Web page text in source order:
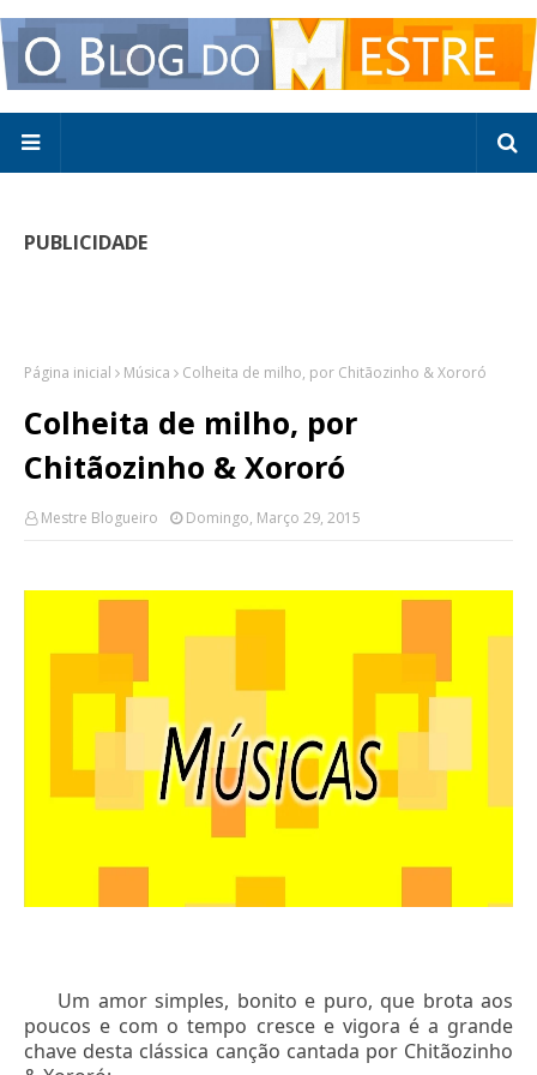
PUBLICIDADE
Página inicial Música Colheita de milho, por Chitãozinho & Xororó
Colheita de milho, por
Chitãozinho & Xororó
Mestre Blogueiro Domingo, Março 29, 2015
Um amor simples, bonito e puro, que brota aos
poucos e com o tempo cresce e vigora é a grande
chave desta clássica canção cantada por Chitãozinho